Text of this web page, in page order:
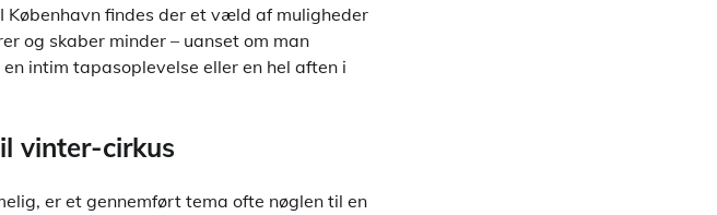
findes der et væld af muligheder
og skaber minder – uanset om man
intim tapasoplevelse eller en hel aften i
vinter-cirkus
er et gennemført tema ofte nøglen til en